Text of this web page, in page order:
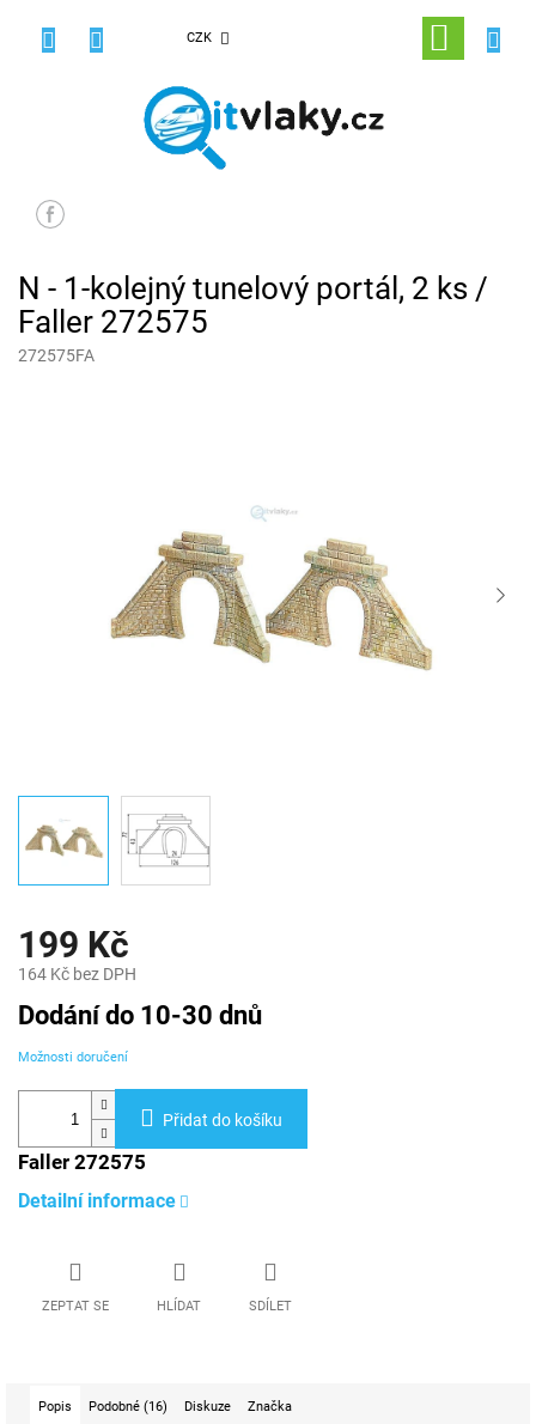
CZK
NÁKUPNÍ
KOŠÍK
N - 1-kolejný tunelový portál, 2 ks /
Faller 272575
272575FA
199 Kč
164 Kč bez DPH
Měrná
cena:
Dodání do 10-30 dnů
Možnosti doručení
Přidat do košíku
Faller 272575
Detailní informace
ZEPTAT SE HLÍDAT SDÍLET
Popis Podobné (16) Diskuze Značka